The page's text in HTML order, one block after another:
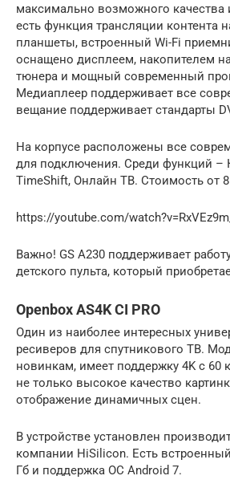
максимально возможного качества
есть функция трансляции контента
планшеты, встроенный Wi-Fi
оснащено дисплеем, накопителем
тюнера и мощный современный
Медиаплеер поддерживает все
вещание поддерживает стандарты
На корпусе расположены все
для подключения. Среди функций –
TimeShift, Онлайн ТВ. Стоимость от 8
https://youtube.com/
Важно! GS A230 поддерживает
детского пульта, который
Openbox AS4K CI PRO
Один из наиболее интересных
ресиверов для спутникового ТВ.
новинкам, имеет поддержку 4K c 60
не только высокое качество
отображение динамичных сцен.
В устройстве установлен
компании HiSilicon. Есть
Гб и поддержка ОС Android 7.